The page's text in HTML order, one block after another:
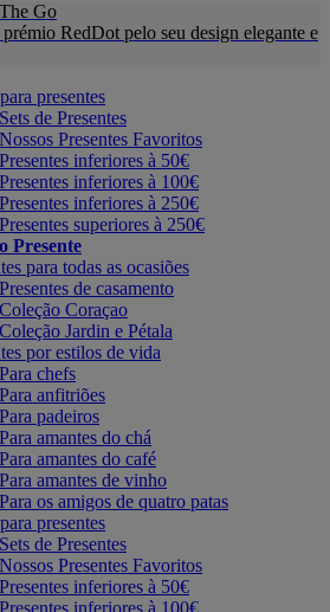
Go
RedDot pelo seu design elegante e
presentes
Sets de Presentes
Nossos Presentes Favoritos
Presentes inferiores à 50€
Presentes inferiores à 100€
Presentes inferiores à 250€
Presentes superiores à 250€
Presente
para todas as ocasiões
Presentes de casamento
Coleção Coraçao
Coleção Jardin e Pétala
por estilos de vida
Para chefs
Para anfitriões
Para padeiros
Para amantes do chá
Para amantes do café
Para amantes de vinho
Para os amigos de quatro patas
presentes
Sets de Presentes
Nossos Presentes Favoritos
Presentes inferiores à 50€
Presentes inferiores à 100€